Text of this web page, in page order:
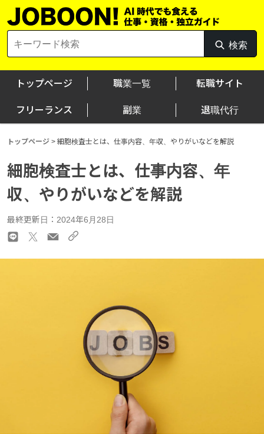
Skip
to
for:
検索
検
索
トップページ 職業一覧 転職サイト
フリーランス 副業 退職代行
トップページ > 細胞検査士とは、仕事内容、年収、やりがいなどを解説
細胞検査士とは、仕事内容、年
収、やりがいなどを解説
最終更新日：2024年6月28日